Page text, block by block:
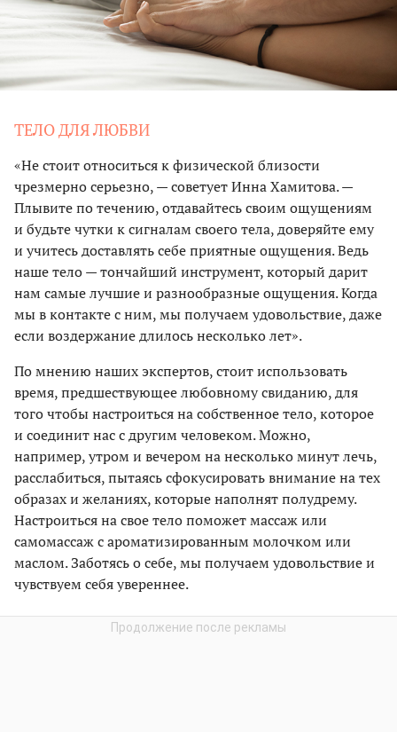
ТЕЛО ДЛЯ ЛЮБВИ
«Не стоит относиться к физической близости
чрезмерно серьезно, — советует Инна Хамитова. —
Плывите по течению, отдавайтесь своим ощущениям
и будьте чутки к сигналам своего тела, доверяйте ему
и учитесь доставлять себе приятные ощущения. Ведь
наше тело — тончайший инструмент, который дарит
нам самые лучшие и разнообразные ощущения. Когда
мы в контакте с ним, мы получаем удовольствие, даже
если воздержание длилось несколько лет».
По мнению наших экспертов, стоит использовать
время, предшествующее любовному свиданию, для
того чтобы настроиться на собственное тело, которое
и соединит нас с другим человеком. Можно,
например, утром и вечером на несколько минут лечь,
расслабиться, пытаясь сфокусировать внимание на тех
образах и желаниях, которые наполнят полудрему.
Настроиться на свое тело поможет массаж или
самомассаж с ароматизированным молочком или
маслом. Заботясь о себе, мы получаем удовольствие и
чувствуем себя увереннее.